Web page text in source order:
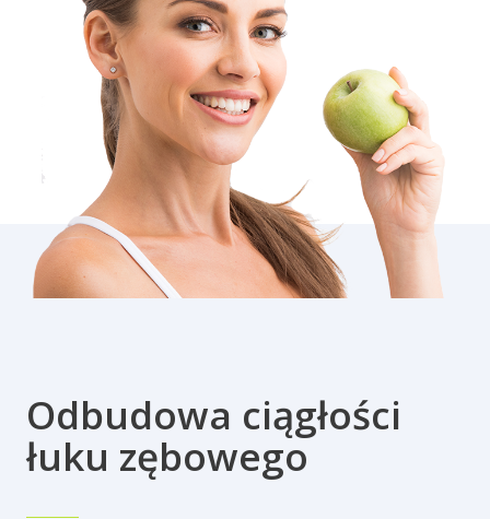
Odbudowa ciągłości
łuku zębowego